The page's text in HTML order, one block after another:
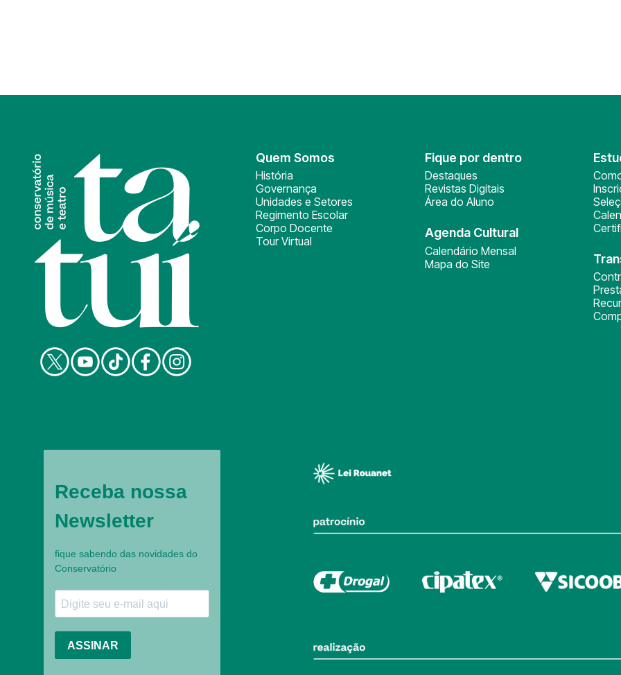
Quem Somos
História
Governança
Unidades e Setores
Regimento Escolar
Corpo Docente
Tour Virtual
Fique por dentro
Destaques
Revistas Digitais
Área do Aluno
Agenda Cultural
Calendário Mensal
Mapa do Site